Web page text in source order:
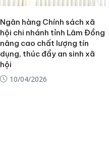
Ngân hàng Chính sách xã
hội chi nhánh tỉnh Lâm Đồng
nâng cao chất lượng tín
dụng, thúc đẩy an sinh xã
hội
10/04/2026